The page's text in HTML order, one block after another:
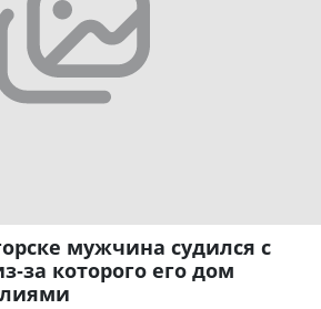
мужчина судился с
за которого его дом